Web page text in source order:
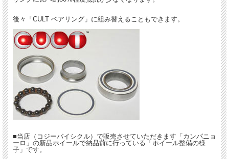
後々「CULT ベアリング」に組み替えることもできます。
■当店（コジーバイシクル）で販売させていただきます「カンパニョ
ーロ」の新品ホイールで納品前に行っている「ホイール整備の様
子」です。